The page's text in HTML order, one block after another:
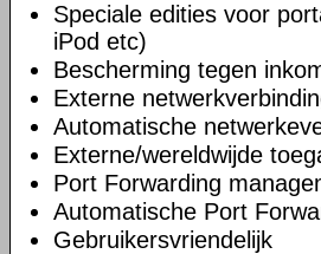
Speciale edities voor
iPod etc)
Bescherming tegen
Externe
Automatische
Externe/wereldwijde
Port Forwarding
Automatische Port
Gebruikersvriendelijk